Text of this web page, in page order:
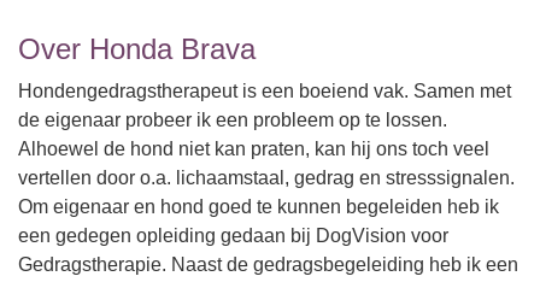
Over Honda Brava
Hondengedragstherapeut is een boeiend vak. Samen met
de eigenaar probeer ik een probleem op te lossen.
Alhoewel de hond niet kan praten, kan hij ons toch veel
vertellen door o.a. lichaamstaal, gedrag en stresssignalen.
Om eigenaar en hond goed te kunnen begeleiden heb ik
een gedegen opleiding gedaan bij DogVision voor
Gedragstherapie. Naast de gedragsbegeleiding heb ik een